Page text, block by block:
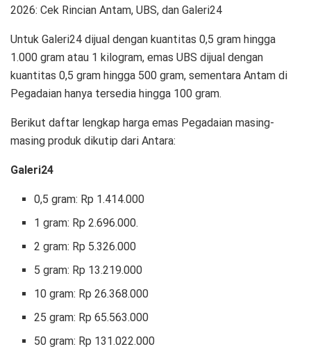
2026: Cek Rincian Antam, UBS, dan Galeri24
Untuk Galeri24 dijual dengan kuantitas 0,5 gram hingga
1.000 gram atau 1 kilogram, emas UBS dijual dengan
kuantitas 0,5 gram hingga 500 gram, sementara Antam di
Pegadaian hanya tersedia hingga 100 gram.
Berikut daftar lengkap harga emas Pegadaian masing-
masing produk dikutip dari Antara:
Galeri24
0,5 gram: Rp 1.414.000
1 gram: Rp 2.696.000.‎
2 gram: Rp 5.326.000‎
5 gram: Rp 13.219.000
‎10 gram: Rp 26.368.000
‎25 gram: Rp 65.563.000‎
50 gram: Rp 131.022.000